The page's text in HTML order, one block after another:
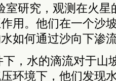
室研究，观测在火
用。他们在一个沙
如何通过沙向下渗
，水的滴流对于山
环境下，他们发现